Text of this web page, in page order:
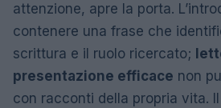
attenzione, apre la porta.
contenere una frase che
scrittura e il ruolo ricercato;
presentazione efficace non
con racconti della propria vita.